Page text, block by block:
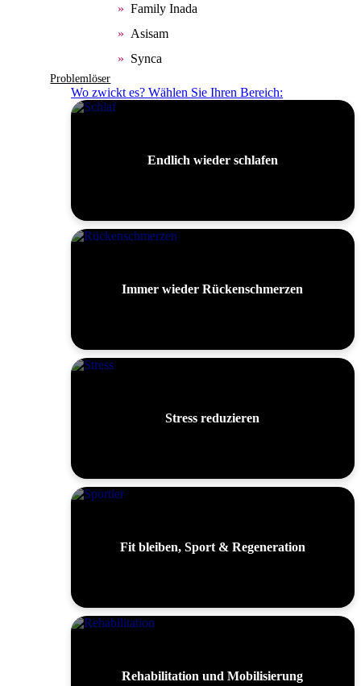
Family Inada
Asisam
Synca
Problemlöser
Wo zwickt es? Wählen Sie Ihren Bereich:
Endlich wieder schlafen
Immer wieder Rückenschmerzen
Stress reduzieren
Fit bleiben, Sport & Regeneration
Rehabilitation und Mobilisierung